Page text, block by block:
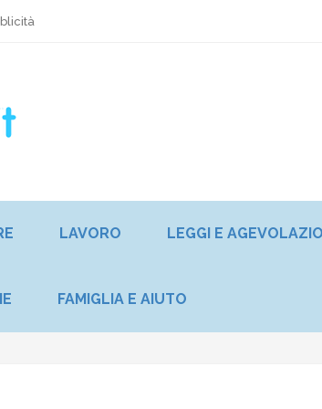
LAVORO LEGGI E
FAMIGLIA E AIUTO